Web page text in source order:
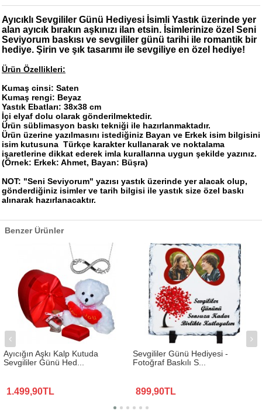
Ayıcıklı Sevgililer Günü Hediyesi İsimli Yastık üzerinde yer
alan ayıcık bırakın aşkınızı ilan etsin. İsimlerinize özel Seni
Seviyorum baskısı ve sevgililer günü tarihi ile romantik bir
hediye. Şirin ve şık tasarımı ile sevgiliye en özel hediye!
Ürün Özellikleri:
Kumaş cinsi: Saten
Kumaş rengi: Beyaz
Yastık Ebatları: 38x38 cm
İçi elyaf dolu olarak gönderilmektedir.
Ürün süblimasyon baskı tekniği ile hazırlanmaktadır.​
Ürün üzerine yazılmasını istediğiniz Bayan ve Erkek isim bilgisini
isim kutusuna Türkçe karakter kullanarak ve noktalama
işaretlerine dikkat ederek imla kurallarına uygun şekilde yazınız.
(Örnek: Erkek: Ahmet, Bayan: Büşra)
NOT: "Seni Seviyorum" yazısı yastık üzerinde yer alacak olup,
gönderdiğiniz isimler ve tarih bilgisi ile yastık size özel baskı
alınarak hazırlanacaktır.
Benzer Ürünler
Ayıcığın Aşkı Kalp Kutuda
Sevgililer Günü Hed...
1.499,90TL
Sevgililer Günü Hediyesi -
Fotoğraf Baskılı S...
899,90TL